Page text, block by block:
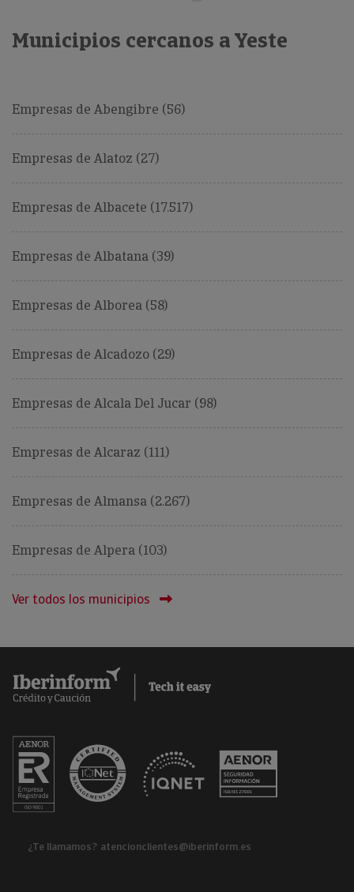
Municipios cercanos a Yeste
Empresas de Abengibre (56)
Empresas de Alatoz (27)
Empresas de Albacete (17.517)
Empresas de Albatana (39)
Empresas de Alborea (58)
Empresas de Alcadozo (29)
Empresas de Alcala Del Jucar (98)
Empresas de Alcaraz (111)
Empresas de Almansa (2.267)
Empresas de Alpera (103)
Ver todos los municipios
¿Te llamamos? atencionclientes@iberinform.es